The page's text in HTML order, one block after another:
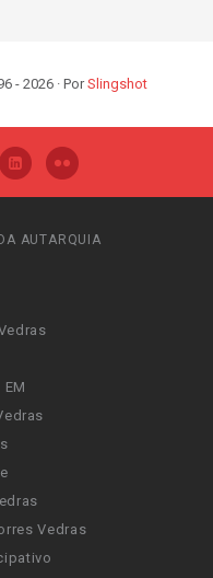
- 2026 · PorSlingshot
AUTARQUIA
Vedras